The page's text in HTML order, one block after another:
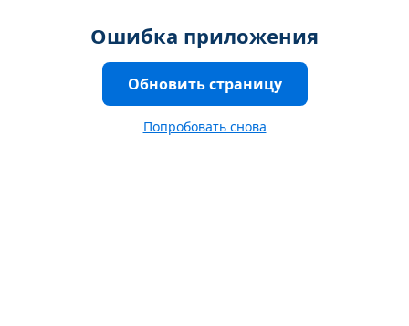
Ошибка приложения
Обновить страницу
Попробовать снова